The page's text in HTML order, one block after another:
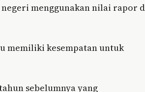
menggunakan nilai rapor
memiliki kesempatan untuk
sebelumnya yang